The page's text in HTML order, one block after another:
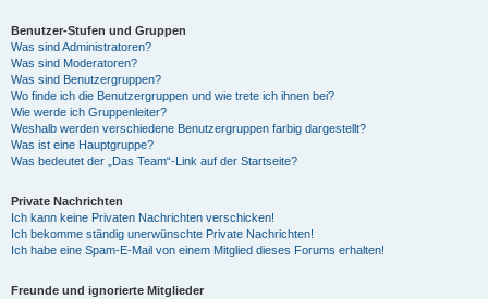
Benutzer-Stufen und Gruppen
Was sind Administratoren?
Was sind Moderatoren?
Was sind Benutzergruppen?
Wo finde ich die Benutzergruppen und wie trete ich ihnen bei?
Wie werde ich Gruppenleiter?
Weshalb werden verschiedene Benutzergruppen farbig dargestellt?
Was ist eine Hauptgruppe?
Was bedeutet der „Das Team“-Link auf der Startseite?
Private Nachrichten
Ich kann keine Privaten Nachrichten verschicken!
Ich bekomme ständig unerwünschte Private Nachrichten!
Ich habe eine Spam-E-Mail von einem Mitglied dieses Forums erhalten!
Freunde und ignorierte Mitglieder